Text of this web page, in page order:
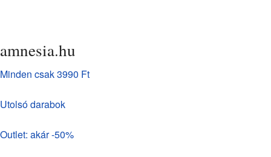
amnesia.hu
Minden csak 3990 Ft
Utolsó darabok
Outlet: akár -50%